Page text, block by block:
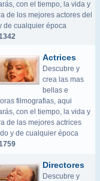
con el tiempo, la vida y
de los mejores actores del
de cualquier época
Actrices
Descubre y
crea las mas
bellas e
filmografias, aqui
con el tiempo, la vida y
de las mejores actrices
y de cualquier época
Directores
Descubre y